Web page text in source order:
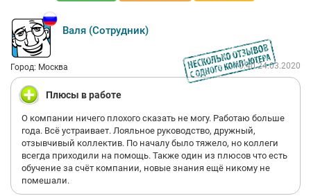
Валя (Сотрудник)
Город: Москва 10:40 24.03.2020
Плюсы в работе
О компании ничего плохого сказать не могу. Работаю больше
года. Всё устраивает. Лояльное руководство, дружный,
отзывчивый коллектив. По началу было тяжело, но коллеги
всегда приходили на помощь. Также один из плюсов что есть
обучение за счёт компании, новые знания ещё никому не
помешали.